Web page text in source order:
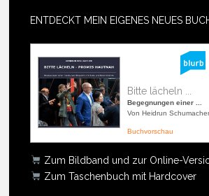
ENTDECKT MEIN EIGENES NEUES
Bitte lächeln ...
Begegnungen einer ...
Von Heidrun
Buchvorschau
Zum Bildband und zur Online-
Zum Taschenbuch mit Hardcover